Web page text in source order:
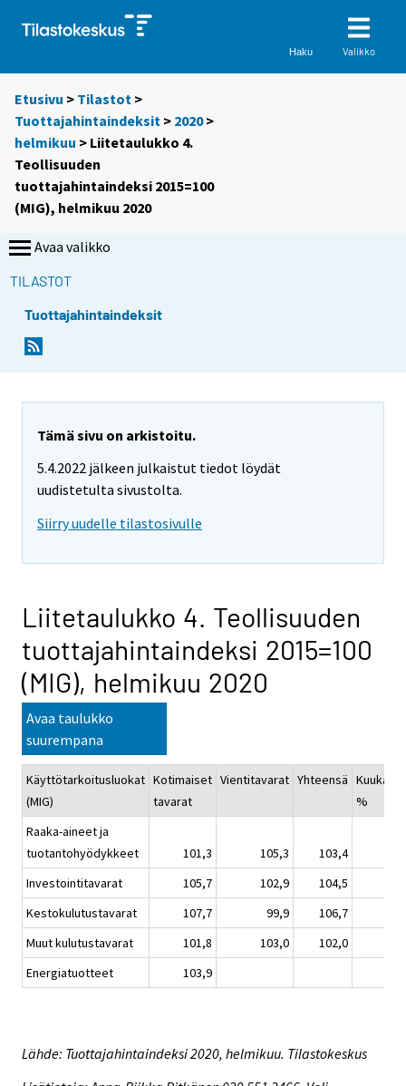
Haku Valikko
Etusivu > Tilastot >
Tuottajahintaindeksit > 2020>
helmikuu > Liitetaulukko 4.
Teollisuuden
tuottajahintaindeksi 2015=100
(MIG), helmikuu 2020
Avaa valikko
TILASTOT
Tuottajahintaindeksit
Tämä sivu on arkistoitu.
5.4.2022 jälkeen julkaistut tiedot löydät
uudistetulta sivustolta.
Siirry uudelle tilastosivulle
Liitetaulukko 4. Teollisuuden
tuottajahintaindeksi 2015=100
(MIG), helmikuu 2020
Avaa taulukko
suurempana
Käyttötarkoitusluokat
(MIG)
Kotimaiset
tavarat
Vientitavarat Yhteensä
%
Raaka-aineet ja
tuotantohyödykkeet
101,3 105,3
103,4
Investointitavarat
105,7 102,9
104,5
Kestokulutustavarat
107,7 99,9
106,7
Muut kulutustavarat
101,8 103,0
102,0
Energiatuotteet
103,9
Lähde: Tuottajahintaindeksi 2020, helmikuu. Tilastokeskus